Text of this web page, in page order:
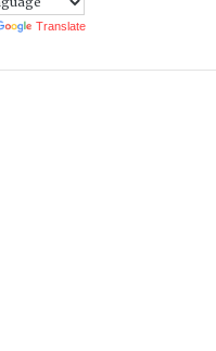
Translate